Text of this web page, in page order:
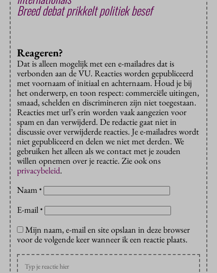
Breed debat prikkelt politiek besef
Reageren?
Dat is alleen mogelijk met een e-mailadres dat is
verbonden aan de VU. Reacties worden gepubliceerd
met voornaam of initiaal en achternaam. Houd je bij
het onderwerp, en toon respect: commerciële uitingen,
smaad, schelden en discrimineren zijn niet toegestaan.
Reacties met url’s erin worden vaak aangezien voor
spam en dan verwijderd. De redactie gaat niet in
discussie over verwijderde reacties. Je e-mailadres wordt
niet gepubliceerd en delen we niet met derden. We
gebruiken het alleen als we contact met je zouden
willen opnemen over je reactie. Zie ook ons
privacybeleid.
Naam *
E-mail *
Mijn naam, e-mail en site opslaan in deze browser
voor de volgende keer wanneer ik een reactie plaats.